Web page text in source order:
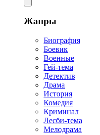
Жанры
Биография
Боевик
Военные
Гей-тема
Детектив
Драма
История
Комедия
Криминал
Лесби-тема
Мелодрама